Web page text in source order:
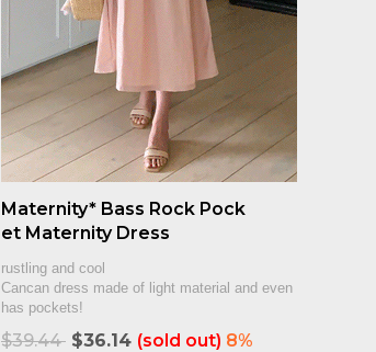
Maternity* Bass Rock Pock
et Maternity Dress
rustling and cool
Cancan dress made of light material and even
has pockets!
$39.44 $36.14 (sold out) 8%